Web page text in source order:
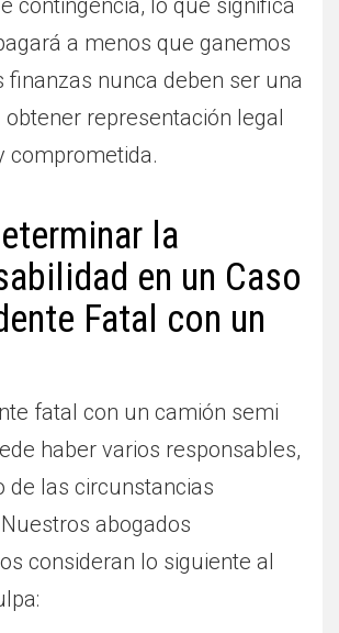
a menos que ganemos
finanzas nunca deben ser una
representación legal
comprometida.
la
en un Caso
Fatal con un
fatal con un camión semi
haber varios responsables,
de las circunstancias
abogados
consideran lo siguiente al